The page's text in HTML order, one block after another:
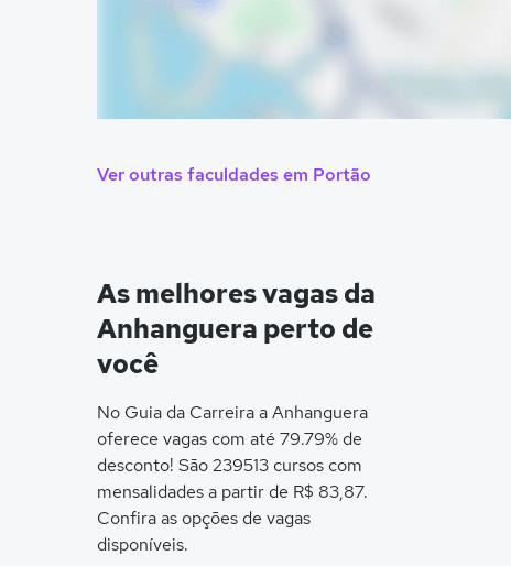
Ver outras faculdades em Portão
As melhores vagas da
Anhanguera perto de
você
No Guia da Carreira a Anhanguera
oferece vagas com até 79.79% de
desconto! São 239513 cursos com
mensalidades a partir de R$ 83,87.
Confira as opções de vagas
disponíveis.